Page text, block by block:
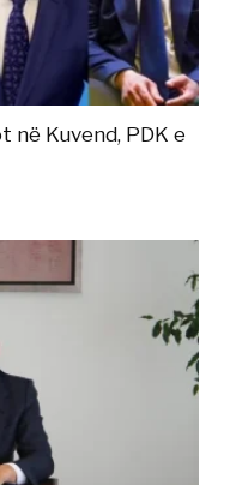
në Kuvend, PDK e